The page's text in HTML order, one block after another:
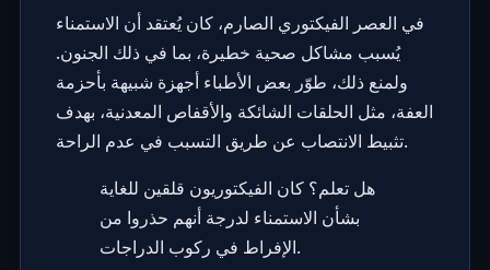
في العصر الفيكتوري الصارم، كان يُعتقد أن الاستمناء
يُسبب مشاكل صحية خطيرة، بما في ذلك الجنون.
ولمنع ذلك، طوّر بعض الأطباء أجهزة شبيهة بأحزمة
العفة، مثل الحلقات الشائكة والأقفاص المعدنية، بهدف
تثبيط الانتصاب عن طريق التسبب في عدم الراحة.
هل تعلم؟ كان الفيكتوريون قلقين للغاية
بشأن الاستمناء لدرجة أنهم حذروا من
الإفراط في ركوب الدراجات.